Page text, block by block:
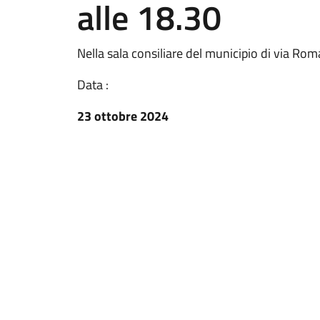
alle 18.30
Nella sala consiliare del municipio di via
Data :
23 ottobre 2024